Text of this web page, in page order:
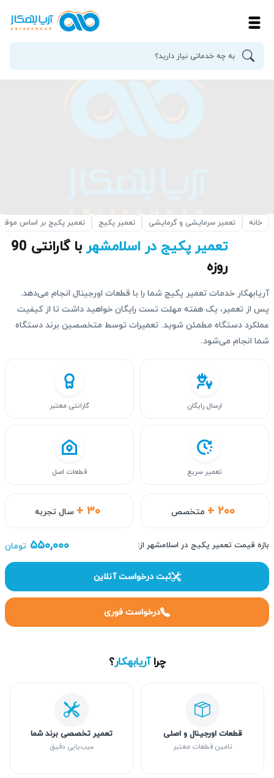
خانه تعمیر سرمایشی و گرمایشی تعمیر پکیج تعمیر پکیج بر اساس
تعمیر پکیج در اسلامشهر
با گارانتی 90
روزه
آریابهکار خدمات تعمیر پکیج شما را با قطعات اورجینال انجام می‌دهد.
پس از تعمیر، یک هفته مهلت تست رایگان خواهید داشت تا از کیفیت
عملکرد دستگاه مطمئن شوید. تعمیرات توسط متخصصین برند دستگاه
شما انجام می‌شود.
+ ۲۰۰ متخصص + ۳۰ سال تجربه
ارسال رایگان گارانتی معتبر
تعمیر سریع قطعات اصل
بازه قیمت تعمیر پکیج در اسلامشهر از: ۵۵۰,۰۰۰ تومان
ثبت درخواست آنلاین
درخواست فوری
چراآریابهکار؟
قطعات اورجینال و اصلی
تامین قطعات معتبر
تعمیر تخصصی برند شما
عیب‌یابی دقیق